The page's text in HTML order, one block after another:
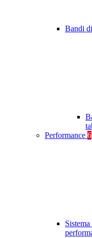
Bandi
Performance 6